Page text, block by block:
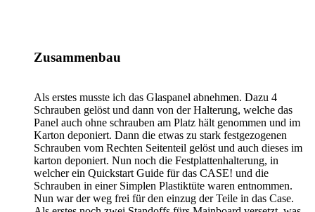
Zusammenbau
Als erstes musste ich das Glaspanel abnehmen. Dazu 4
Schrauben gelöst und dann von der Halterung, welche das
Panel auch ohne schrauben am Platz hält genommen und im
Karton deponiert. Dann die etwas zu stark festgezogenen
Schrauben vom Rechten Seitenteil gelöst und auch dieses im
karton deponiert. Nun noch die Festplattenhalterung, in
welcher ein Quickstart Guide für das CASE! und die
Schrauben in einer Simplen Plastiktüte waren entnommen.
Nun war der weg frei für den einzug der Teile in das Case.